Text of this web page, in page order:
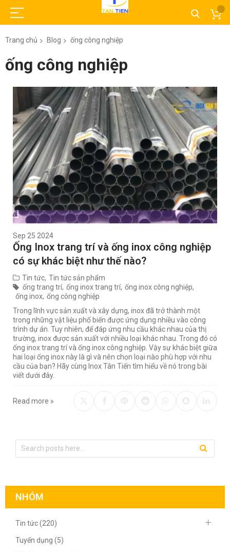
Trang chủ Blog ống công nghiệp
ống công nghiệp
Sep 25 2024
Ống Inox trang trí và ống inox công nghiệp
có sự khác biệt như thế nào?
Tin tức, Tin tức sản phẩm
ống trang trí, ống inox trang trí, ống inox công nghiệp,
ống inox, ống công nghiệp
Trong lĩnh vực sản xuất và xây dựng, inox đã trở thành một
trong những vật liệu phổ biến được ứng dụng nhiều vào công
trình dự án. Tuy nhiên, để đáp ứng nhu cầu khác nhau của thị
trường, inox được sản xuất với nhiều loại khác nhau. Trong đó có
ống inox trang trí và ống inox công nghiệp. Vậy sự khác biệt giữa
hai loại ống inox này là gì và nên chọn loại nào phù hợp với nhu
cầu của bạn? Hãy cùng Inox Tân Tiến tìm hiểu về nó trong bài
viết dưới đây.
Read more »
NHÓM
Tin tức (220)
Tuyển dụng (5)